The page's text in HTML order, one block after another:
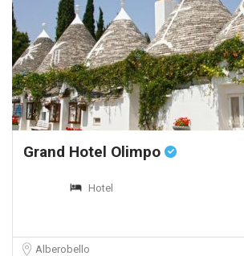
Grand Hotel Olimpo
Hotel
Alberobello